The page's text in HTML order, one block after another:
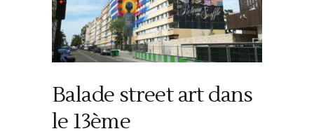
Balade street art dans
le 13ème